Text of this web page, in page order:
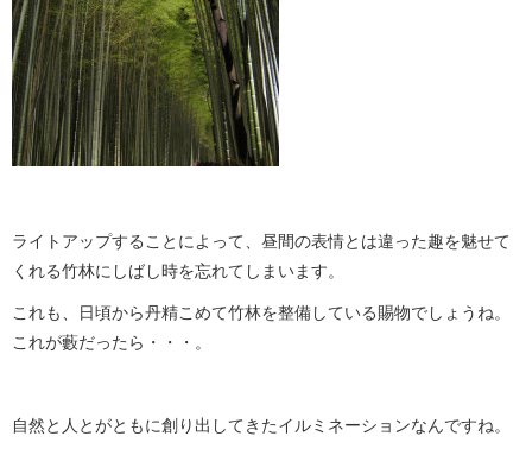
ライトアップすることによって、昼間の表情とは違った趣を魅せて
くれる竹林にしばし時を忘れてしまいます。
これも、日頃から丹精こめて竹林を整備している賜物でしょうね。
これが藪だったら・・・。
自然と人とがともに創り出してきたイルミネーションなんですね。